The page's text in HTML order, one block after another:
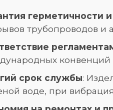
герметичности
трубопроводов и
конвенций
срок службы:
воде, при